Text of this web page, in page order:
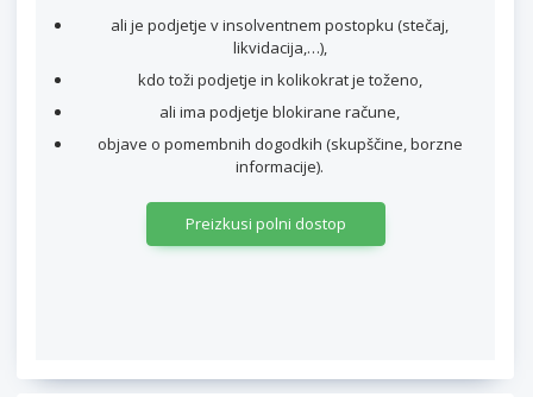
ali je podjetje v insolventnem postopku (stečaj,
likvidacija,…),
kdo toži podjetje in kolikokrat je toženo,
ali ima podjetje blokirane račune,
objave o pomembnih dogodkih (skupščine, borzne
informacije).
Preizkusi polni dostop